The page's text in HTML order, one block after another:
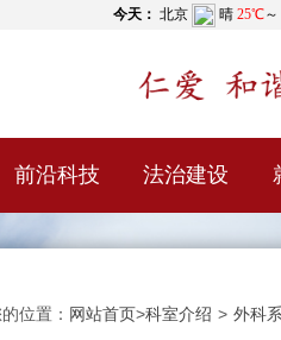
前沿科技 法治建设
位置： 网站首页>科室介绍 > 外科